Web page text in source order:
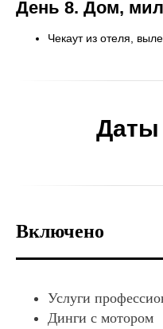
День 8. Дом,
Чекаут из отеля,
Даты
Включено
Услуги
Динги с мотором